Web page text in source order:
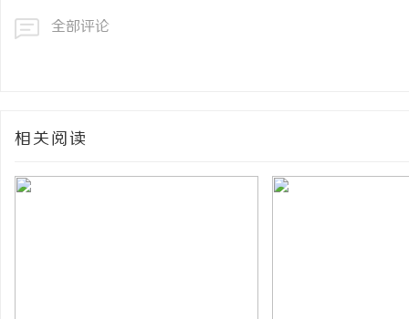
全部评论
相关阅读